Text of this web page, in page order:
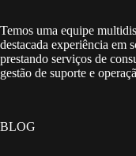
Temos uma equipe
destacada experiência em
prestando serviços de
gestão de suporte e
BLOG